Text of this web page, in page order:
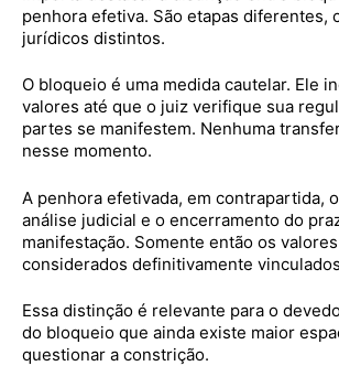
penhora efetiva. São etapas diferentes,
jurídicos distintos.
O bloqueio é uma medida cautelar. Ele
valores até que o juiz verifique sua
partes se manifestem. Nenhuma
nesse momento.
A penhora efetivada, em contrapartida,
análise judicial e o encerramento do
manifestação. Somente então os
considerados definitivamente
Essa distinção é relevante para o
do bloqueio que ainda existe maior
questionar a constrição.